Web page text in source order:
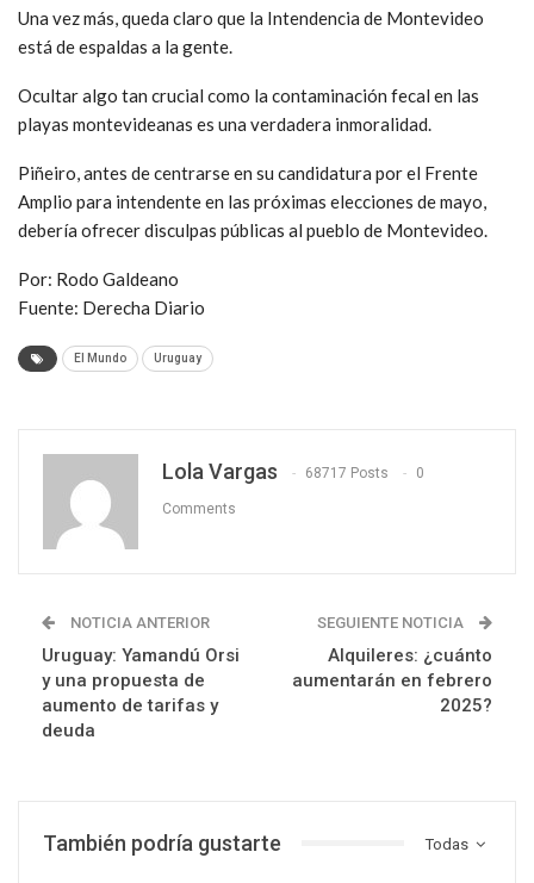
Una vez más, queda claro que la Intendencia de Montevideo
está de espaldas a la gente.
Ocultar algo tan crucial como la contaminación fecal en las
playas montevideanas es una verdadera inmoralidad.
Piñeiro, antes de centrarse en su candidatura por el Frente
Amplio para intendente en las próximas elecciones de mayo,
debería ofrecer disculpas públicas al pueblo de Montevideo.
Por: Rodo Galdeano
Fuente: Derecha Diario
El Mundo Uruguay
Lola Vargas 68717 Posts 0
Comments
NOTICIA ANTERIOR
Uruguay: Yamandú Orsi
y una propuesta de
aumento de tarifas y
deuda
SEGUIENTE NOTICIA
Alquileres: ¿cuánto
aumentarán en febrero
2025?
Todas
También podría gustarte